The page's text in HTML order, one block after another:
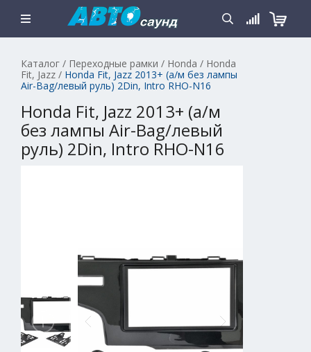
Каталог / Переходные рамки / Honda / Honda
Fit, Jazz / Honda Fit, Jazz 2013+ (а/м без лампы
Air-Bag/левый руль) 2Din, Intro RHO-N16
Honda Fit, Jazz 2013+ (а/м
без лампы Air-Bag/левый
руль) 2Din, Intro RHO-N16